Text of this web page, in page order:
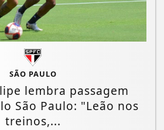
SÃO PAULO
lembra passagem
São Paulo: "Leão nos
treinos,...